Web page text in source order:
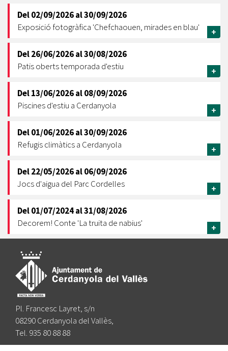
Del02/09/2026al30/09/2026
Exposició fotogràfica 'Chefchaouen, mirades en blau'
+
Del26/06/2026al30/08/2026
Patis oberts temporada d'estiu
+
Del13/06/2026al08/09/2026
Piscines d'estiu a Cerdanyola
+
Del01/06/2026al30/09/2026
Refugis climàtics a Cerdanyola
+
Del22/05/2026al06/09/2026
Jocs d'aigua del Parc Cordelles
+
Del01/07/2024al31/08/2026
Decorem! Conte 'La truita de nabius'
+
Pl. Francesc Layret, s/n
08290 Cerdanyola del Vallès,
Tel. 935 80 88 88